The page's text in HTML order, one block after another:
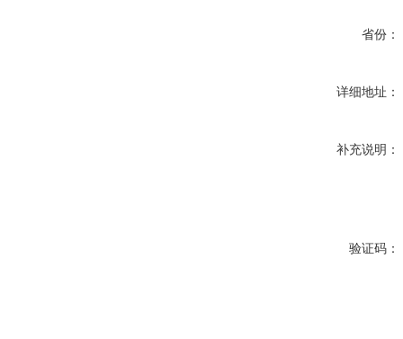
省份：
详细地址：
补充说明：
验证码：